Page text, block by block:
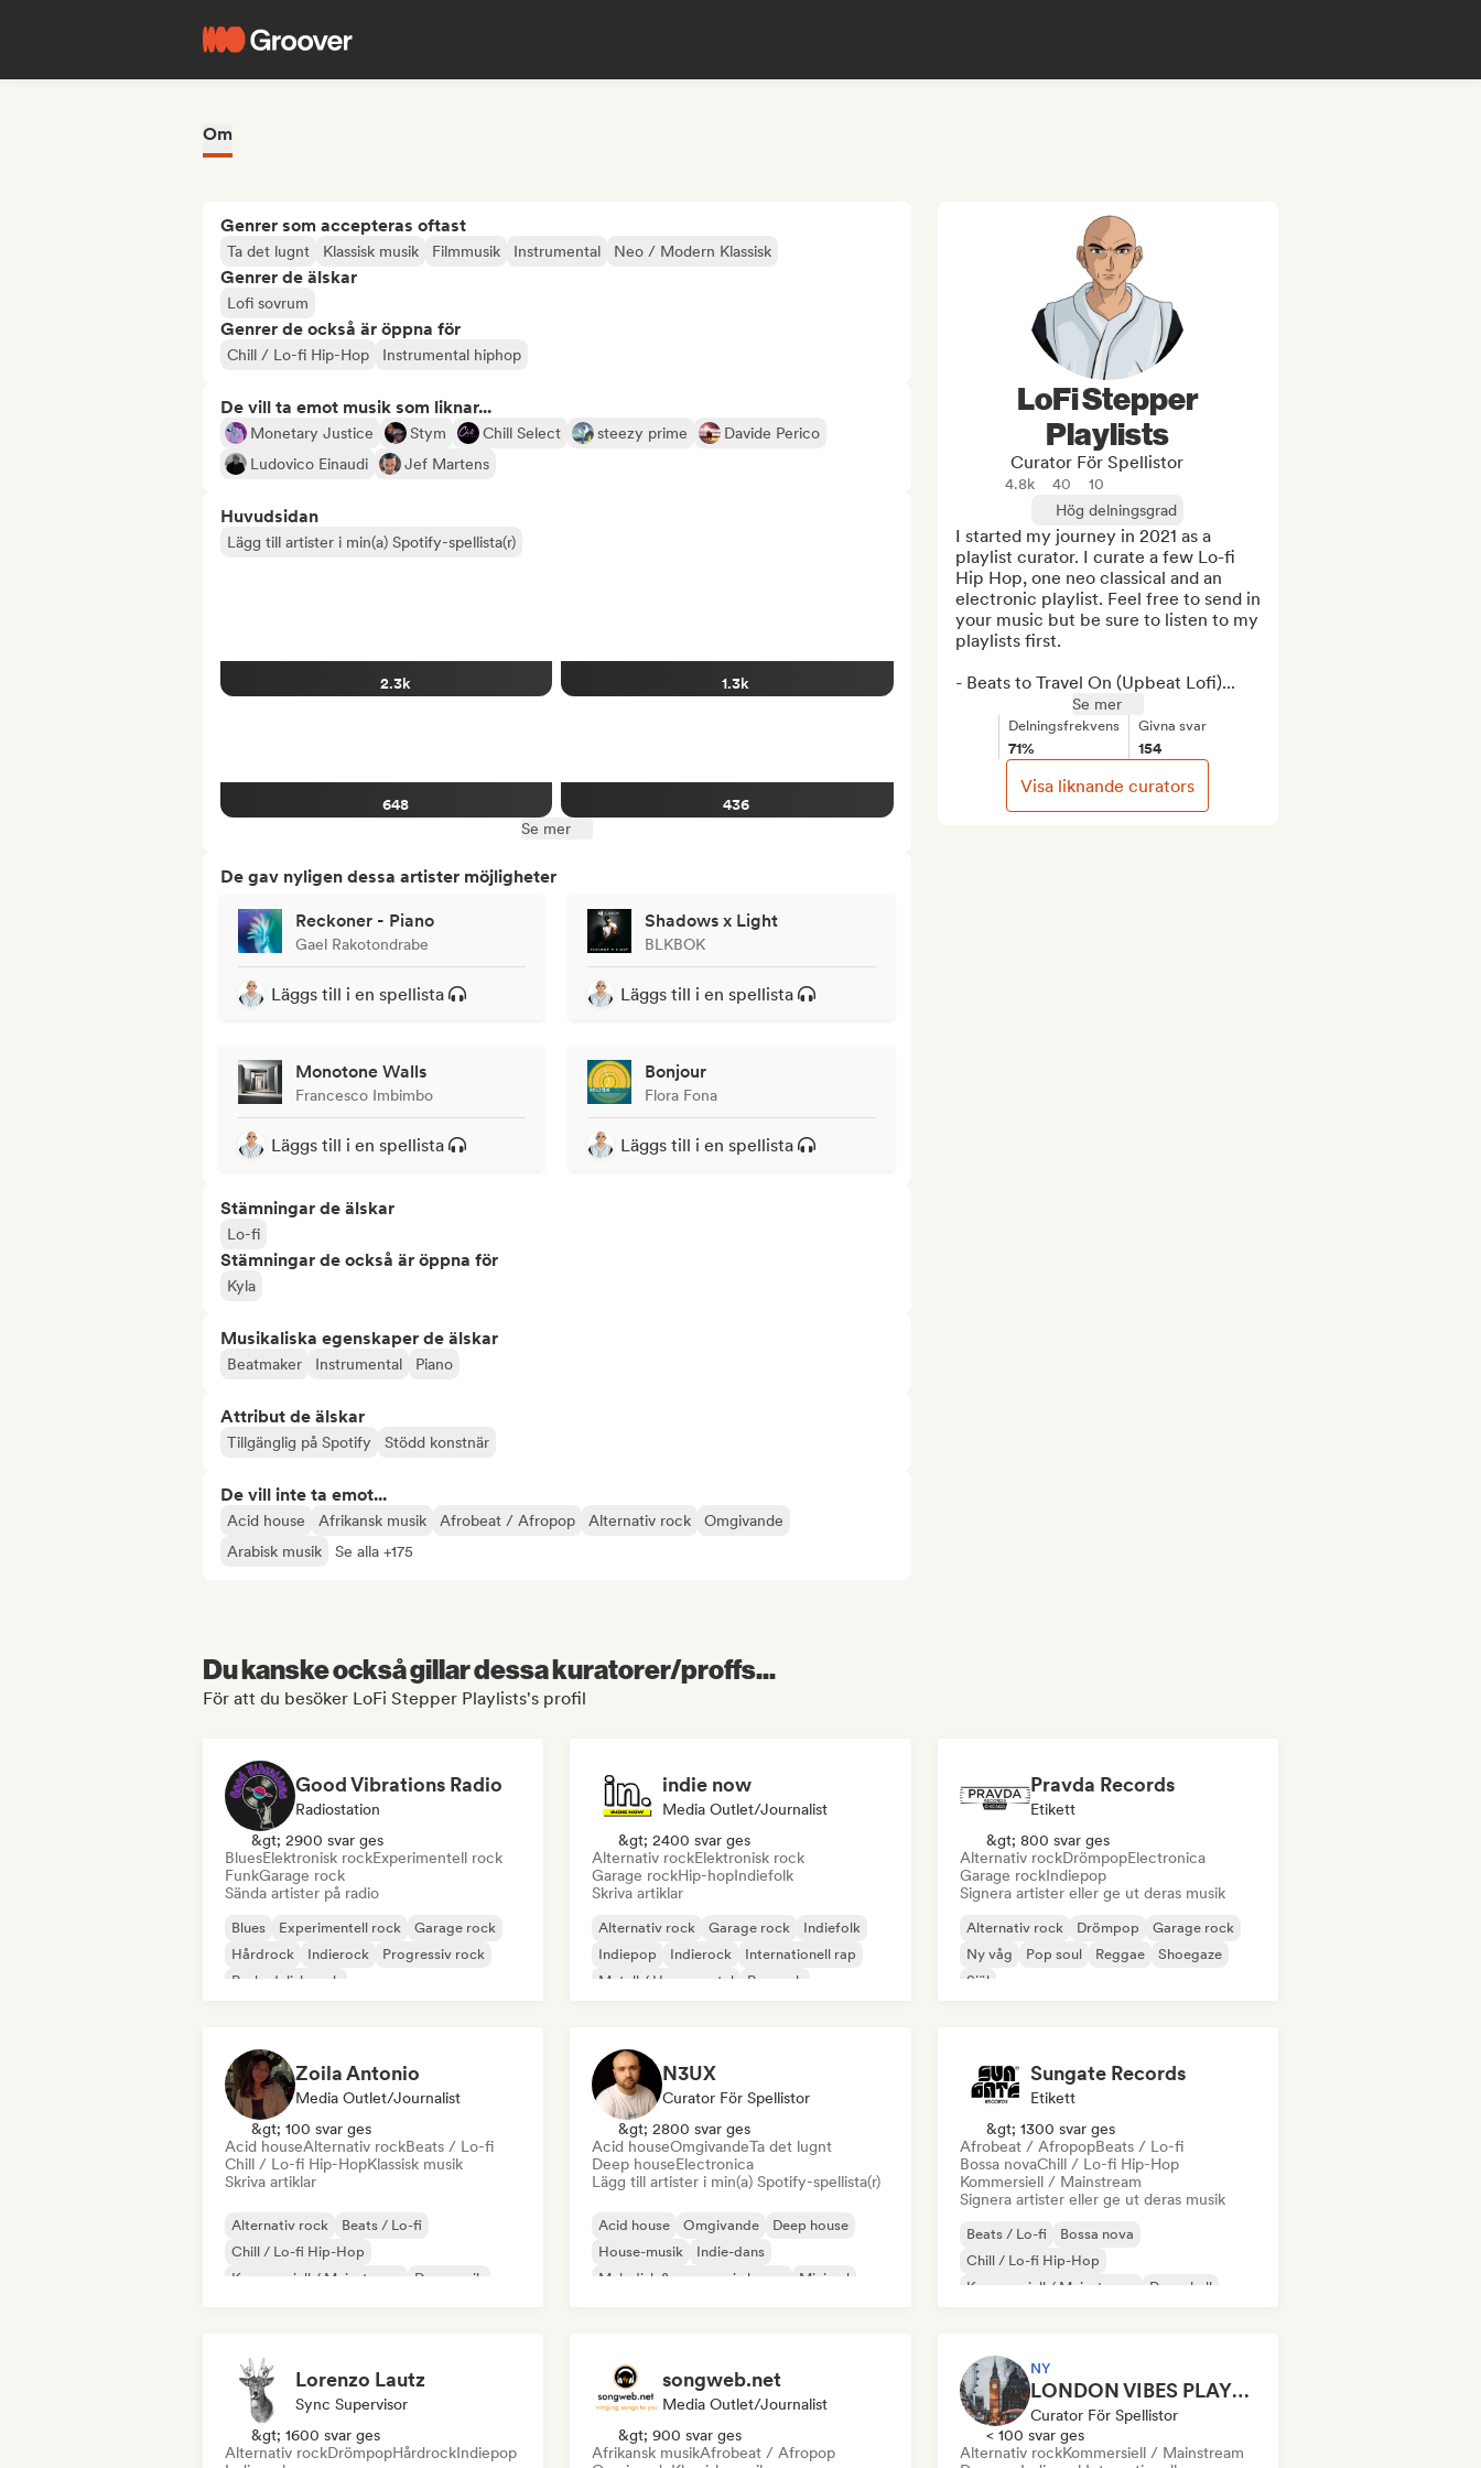
Om
Genrer som accepteras oftast
Ta det lugnt Klassisk musik Filmmusik Instrumental Neo / Modern Klassisk
Genrer de älskar
Lofi sovrum
Genrer de också är öppna för
Chill / Lo-fi Hip-Hop Instrumental hiphop
De vill ta emot musik som liknar...
Monetary Justice Stym Chill Select steezy prime
Davide Perico
Ludovico Einaudi
Jef Martens
Huvudsidan
Lägg till artister i min(a) Spotify-spellista(r)
2.3k 1.3k
648
436
Se mer
De gav nyligen dessa artister möjligheter
Reckoner - Piano
Gael Rakotondrabe
Läggs till i en spellista
Shadows x Light
BLKBOK
Läggs till i en spellista
Monotone Walls
Francesco Imbimbo
Läggs till i en spellista
Bonjour
Flora Fona
Läggs till i en spellista
Stämningar de älskar
Lo-fi
Stämningar de också är öppna för
Kyla
Musikaliska egenskaper de älskar
Beatmaker Instrumental Piano
Attribut de älskar
Tillgänglig på Spotify Stödd konstnär
De vill inte ta emot...
Acid house Afrikansk musik Afrobeat / Afropop Alternativ rock
Omgivande
Arabisk musik
Se alla +175
LoFi Stepper
Playlists
Curator För Spellistor
4.8k 40
10
Hög delningsgrad
I started my journey in 2021 as a
playlist curator. I curate a few Lo-fi
Hip Hop, one neo classical and an
electronic playlist. Feel free to send in
your music but be sure to listen to my
playlists first.
- Beats to Travel On (Upbeat Lofi)...
Se mer
Delningsfrekvens
71%
Givna svar
154
Visa liknande curators
Du kanske också gillar dessa kuratorer/proffs...
För att du besöker LoFi Stepper Playlists's profil
Good Vibrations Radio
Radiostation
&gt; 2900 svar ges
BluesElektronisk rockExperimentell rock
FunkGarage rock
Sända artister på radio
Blues Experimentell rock
Garage rock
Hårdrock
Indierock
Progressiv rock
Psykedelisk rock
indie now
Media Outlet/Journalist
&gt; 2400 svar ges
Alternativ rockElektronisk rock
Garage rockHip-hopIndiefolk
Skriva artiklar
Alternativ rock Garage rock
Indiefolk
Indiepop
Indierock
Internationell rap
Metall / Heavy metal
Poprock
Pravda Records
Etikett
&gt; 800 svar ges
Alternativ rockDrömpopElectronica
Garage rockIndiepop
Signera artister eller ge ut deras musik
Alternativ rock Drömpop
Garage rock
Ny våg
Pop soul Reggae
Shoegaze
Själ
Zoila Antonio
Media Outlet/Journalist
&gt; 100 svar ges
Acid houseAlternativ rockBeats / Lo-fi
Chill / Lo-fi Hip-HopKlassisk musik
Skriva artiklar
Alternativ rock
Beats / Lo-fi
Chill / Lo-fi Hip-Hop
Kommersiell / Mainstream
Dansmusik
N3UX
Curator För Spellistor
&gt; 2800 svar ges
Acid houseOmgivandeTa det lugnt
Deep houseElectronica
Lägg till artister i min(a) Spotify-spellista(r)
Acid house Omgivande
Deep house
House-musik
Indie-dans
Melodisk & progressiv house
Minimal
Sungate Records
Etikett
&gt; 1300 svar ges
Afrobeat / AfropopBeats / Lo-fi
Bossa novaChill / Lo-fi Hip-Hop
Kommersiell / Mainstream
Signera artister eller ge ut deras musik
Beats / Lo-fi
Bossa nova
Chill / Lo-fi Hip-Hop
Kommersiell / Mainstream
Dancehall
Lorenzo Lautz
Sync Supervisor
&gt; 1600 svar ges
Alternativ rockDrömpopHårdrockIndiepop
songweb.net
Media Outlet/Journalist
&gt; 900 svar ges
Afrikansk musikAfrobeat / Afropop
NY
LONDON VIBES PLAYLIST
Curator För Spellistor
< 100 svar ges
Alternativ rockKommersiell / Mainstream